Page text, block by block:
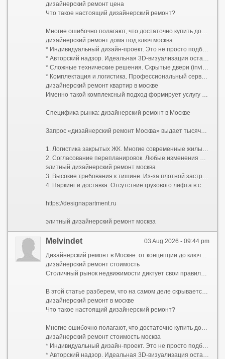
дизайнерский ремонт цена
Что такое настоящий дизайнерский ремонт?
Многие ошибочно полагают, что достаточно купить дорогие обои и итальянскую плитку, чтобы получить качественный результат. Однако разница между качественным евроремонтом и настоящим авторским проектом колоссальна. Дизайнерский ремонт — это прежде всего инженерия пространства:
дизайнерский ремонт дома под ключ москва
* Индивидуальный дизайн-проект. Это не просто подбор цветов, а полный пакет рабочей документации: планы демонтажа и монтажа, схемы электрики (с привязками розеток и выключателей), развертки стен, узлы примыканий, план потолков с указанием уровней и световых сценариев, раскладка плитки. В проекте учитывается каждая мелочь: от высоты вывода воды для бойлера до расположения роутера.
* Авторский надзор. Идеальная 3D-визуализация останется картинкой, если прораб решит упростить узел или сместить перегородку на 10 сантиметров. Авторский надзор гарантирует полное соответствие реализации задумке дизайнера.
* Сложные технические решения. Скрытые двери (invisible) со скрытыми петлями, магнитными замками и фугой в цвет стен; многоуровневое освещение с проходными переключателями; системы умного дома; шумоизоляция премиального уровня; приточно-вытяжная вентиляция и кондиционирование, трассы которого спрятаны за потолком без потери высоты помещения.
* Комплектация и логистика. Профессиональный сервис включает закупку черновых и чистовых материалов, их доставку, подъем на этаж и приемку партий. Заказчику не нужно искать, где купить редкий керамогранит или договариваться о возврате бракованной партии паркета.
дизайнерский ремонт квартир в москве
Именно такой комплексный подход формирует услугу «дизайнерский ремонт под ключ». Клиент передает ключи от бетонной коробки (или жилья со старой отделкой) и получает обратно готовую квартиру, полностью укомплектованную техникой, светом, текстилем и даже базовым набором посуды. Все согласования проходят через одного менеджера проекта.
Специфика рынка: дизайнерский ремонт в Москве
Запрос «дизайнерский ремонт Москва» выдает тысячи предложений, но столичный регион имеет свою специфику, которую нельзя игнорировать при планировании бюджета и сроков:
1. Логистика закрытых ЖК. Многие современные жилые комплексы бизнес- и премиум-класса имеют строгие регламенты проведения работ: пропускная система, жесткие временные окна для разгрузки стройматериалов (например, с 10:00 до 18:00 по будням), обязательное страхование гражданской ответственности перед соседями.
2. Согласование перепланировок. Любые изменения мокрых зон, проемов в несущих стенах или объединение лоджии требуют официального узаконивания. Компании, специализирующиеся на дизайнерском ремонте в Москве, обычно берут этот бюрократический процесс на себя, взаимодействуя с БТИ и жилищной инспекцией.
элитный дизайнерский ремонт москва
3. Высокие требования к тишине. Из-за плотной застройки управляющие компании жестко штрафуют бригады за работу перфоратором вне разрешенных часов. Это увеличивает общий срок ремонта, так как чистая смена инструмента требует дополнительного времени.
4. Паркинг и доставка. Отсутствие грузового лифта в старом фонде или платный въезд фур во двор могут добавить существенную сумму к транспортным расходам.
https://designapartment.ru
элитный дизайнерский ремонт москва
03 Aug 2026 - 09:44 pm
Melvindet
дизайнерский ремонт стоимость
Столичный рынок недвижимости диктует свои правила. Покупка квартиры — это лишь половина дела, а иногда и только начало большого пути. Стандартная отделка от застройщика или устаревший советский интерьер редко отвечают запросам современного жителя мегаполиса. Именно поэтому услуга «дизайнерский ремонт под ключ» становится не роскошью, а рациональной необходимостью для тех, кто ценит свое время, комфорт и эстетику.
В этой статье разберем, что на самом деле скрывается за понятием дизайнерского ремонта в столице, из чего складывается его стоимость и как выбрать надежную команду.
дизайнерский ремонт в москве
Что такое настоящий дизайнерский ремонт?
Многие ошибочно полагают, что достаточно купить дорогие обои и итальянскую плитку, чтобы получить качественный результат. Однако разница между качественным евроремонтом и настоящим авторским проектом колоссальна. Дизайнерский ремонт — это прежде всего инженерия пространства:
дизайнерский ремонт стоимость москва
* Индивидуальный дизайн-проект. Это не просто подбор цветов, а полный пакет рабочей документации: планы демонтажа и монтажа, схемы электрики (с привязками розеток и выключателей), развертки стен, узлы примыканий, план потолков с указанием уровней и световых сценариев, раскладка плитки. В проекте учитывается каждая мелочь: от высоты вывода воды для бойлера до расположения роутера.
* Авторский надзор. Идеальная 3D-визуализация останется картинкой, если прораб решит упростить узел или сместить перегородку на 10 сантиметров. Авторский надзор гарантирует полное соответствие реализации задумке дизайнера.